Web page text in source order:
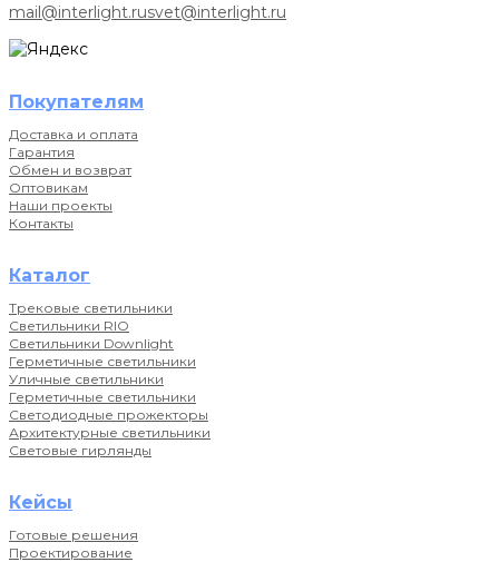
mail@interlight.rusvet@interlight.ru
Покупателям
Доставка и оплата
Гарантия
Обмен и возврат
Оптовикам
Наши проекты
Контакты
Каталог
Трековые светильники
Светильники RIO
Светильники Downlight
Герметичные светильники
Уличные светильники
Герметичные светильники
Светодиодные прожекторы
Архитектурные светильники
Световые гирлянды
Кейсы
Готовые решения
Проектирование